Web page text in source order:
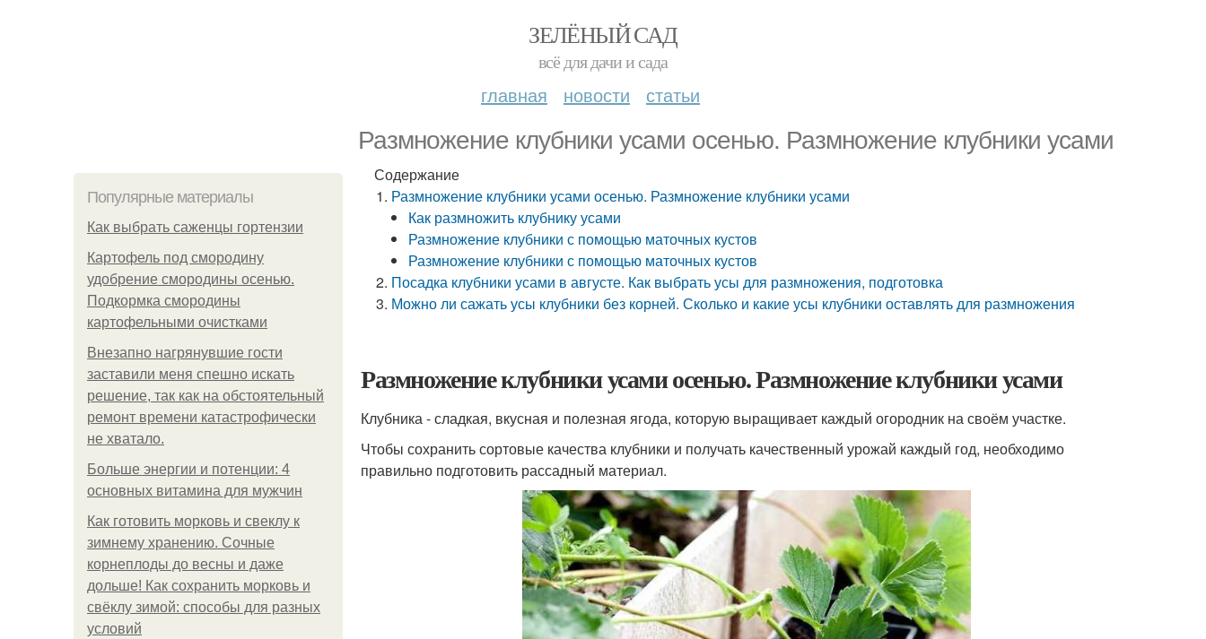
ЗЕЛЁНЫЙ САД
всё для дачи и сада
главная новости статьи
Размножение клубники усами осенью. Размножение клубники усами
Популярные материалы
Как выбрать саженцы гортензии
Картофель под смородину
удобрение смородины осенью.
Подкормка смородины
картофельными очистками
Внезапно нагрянувшие гости
заставили меня спешно искать
решение, так как на обстоятельный
ремонт времени катастрофически
не хватало.
Больше энергии и потенции: 4
основных витамина для мужчин
Как готовить морковь и свеклу к
зимнему хранению. Сочные
корнеплоды до весны и даже
дольше! Как сохранить морковь и
свёклу зимой: способы для разных
условий
Содержание
Размножение клубники усами осенью. Размножение клубники усами
Как размножить клубнику усами
Размножение клубники с помощью маточных кустов
Размножение клубники с помощью маточных кустов
Посадка клубники усами в августе. Как выбрать усы для размножения, подготовка
Можно ли сажать усы клубники без корней. Сколько и какие усы клубники оставлять для размножения
Размножение клубники усами осенью. Размножение клубники усами
Клубника - сладкая, вкусная и полезная ягода, которую выращивает каждый огородник на своём участке.
Чтобы сохранить сортовые качества клубники и получать качественный урожай каждый год, необходимо
правильно подготовить рассадный материал.